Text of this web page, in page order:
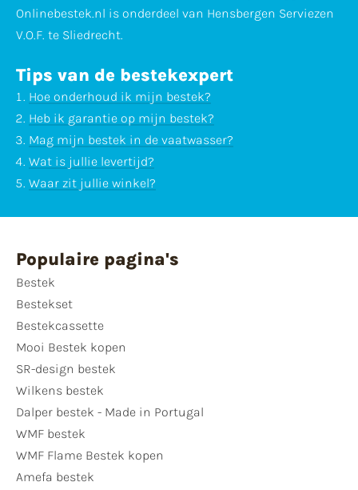
Onlinebestek.nl is onderdeel van Hensbergen Serviezen
V.O.F. te Sliedrecht.
Tips van de bestekexpert
Hoe onderhoud ik mijn bestek?
Heb ik garantie op mijn bestek?
Mag mijn bestek in de vaatwasser?
Wat is jullie levertijd?
Waar zit jullie winkel?
Populaire pagina's
Bestek
Bestekset
Bestekcassette
Mooi Bestek kopen
SR-design bestek
Wilkens bestek
Dalper bestek - Made in Portugal
WMF bestek
WMF Flame Bestek kopen
Amefa bestek